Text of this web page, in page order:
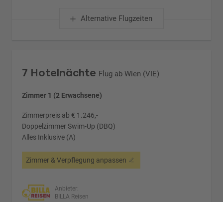
Alternative Flugzeiten
7 Hotelnächte Flug ab Wien (VIE)
Zimmer 1 (2 Erwachsene)
Zimmerpreis ab € 1.246,-
Doppelzimmer Swim-Up (DBQ)
Alles Inklusive (A)
Zimmer & Verpflegung anpassen
Anbieter:
BILLA Reisen